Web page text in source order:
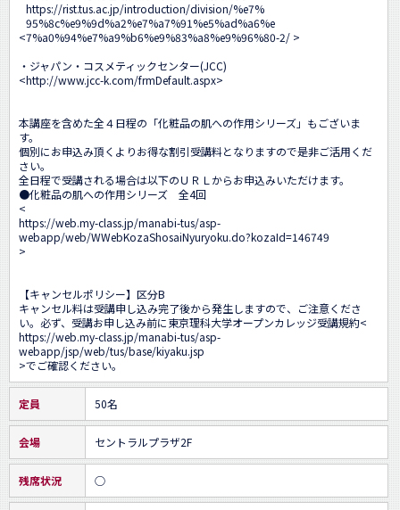
<
https://rist.tus.ac.jp/introduction/division/%e7%
95%8c%e9%9d%a2%e7%a7%91%e5%ad%a6%e
7%a0%94%e7%a9%b6%e9%83%a8%e9%96%80-2/ >
・ジャパン・コスメティックセンター(JCC)
<http://www.jcc-k.com/frmDefault.aspx>
本講座を含めた全４日程の「化粧品の肌への作用シリーズ」もございま
す。
個別にお申込み頂くよりお得な割引受講料となりますので是非ご活用くだ
さい。
全日程で受講される場合は以下のＵＲＬからお申込みいただけます。
●化粧品の肌への作用シリーズ　全4回
<
https://web.my-class.jp/manabi-tus/asp-
webapp/web/WWebKozaShosaiNyuryoku.do?kozaId=146749
>
【キャンセルポリシー】区分B
キャンセル料は受講申し込み完了後から発生しますので、ご注意くださ
い。必ず、受講お申し込み前に東京理科大学オープンカレッジ受講規約<
https://web.my-class.jp/manabi-tus/asp-
webapp/jsp/web/tus/base/kiyaku.jsp
>でご確認ください。
定員 50名
会場 セントラルプラザ2F
残席状況 ○